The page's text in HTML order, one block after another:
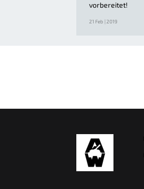
vorbereitet!
21 Feb | 2019